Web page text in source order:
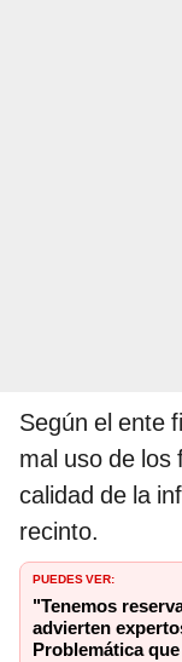
Según el ente
mal uso de los
calidad de la
recinto.
PUEDES VER:
"Tenemos
advierten
Problemática